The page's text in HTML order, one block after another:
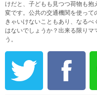
けだと、子どもも見つつ荷物も
変です。公共の交通機関を使って
きゃいけないこともあり、なる
はないでしょうか？出来る限りマ
う。